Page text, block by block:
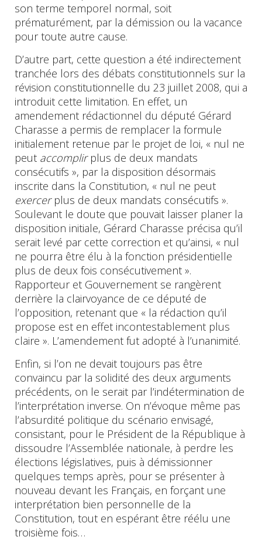
son terme temporel normal, soit
prématurément, par la démission ou la vacance
pour toute autre cause.
D’autre part, cette question a été indirectement
tranchée lors des débats constitutionnels sur la
révision constitutionnelle du 23 juillet 2008, qui a
introduit cette limitation. En effet, un
amendement rédactionnel du député Gérard
Charasse a permis de remplacer la formule
initialement retenue par le projet de loi, « nul ne
peut accomplirplus de deux mandats
consécutifs », par la disposition désormais
inscrite dans la Constitution, « nul ne peut
exercerplus de deux mandats consécutifs ».
Soulevant le doute que pouvait laisser planer la
disposition initiale, Gérard Charasse précisa qu’il
serait levé par cette correction et qu’ainsi, « nul
ne pourra être élu à la fonction présidentielle
plus de deux fois consécutivement ».
Rapporteur et Gouvernement se rangèrent
derrière la clairvoyance de ce député de
l’opposition, retenant que « la rédaction qu’il
propose est en effet incontestablement plus
claire ». L’amendement fut adopté à l’unanimité.
Enfin, si l’on ne devait toujours pas être
convaincu par la solidité des deux arguments
précédents, on le serait par l’indétermination de
l’interprétation inverse. On n’évoque même pas
l’absurdité politique du scénario envisagé,
consistant, pour le Président de la République à
dissoudre l’Assemblée nationale, à perdre les
élections législatives, puis à démissionner
quelques temps après, pour se présenter à
nouveau devant les Français, en forçant une
interprétation bien personnelle de la
Constitution, tout en espérant être réélu une
troisième fois…